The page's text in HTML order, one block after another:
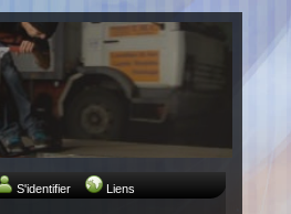
S'identifier Liens